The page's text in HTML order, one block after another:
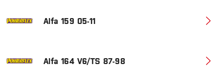
Alfa 159 05-11
Alfa 164 V6/TS 87-98